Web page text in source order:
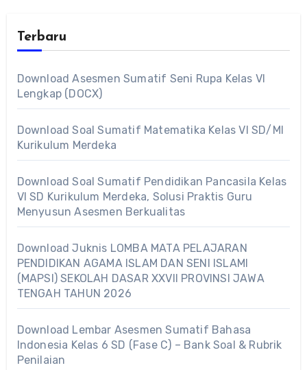
Terbaru
Download Asesmen Sumatif Seni Rupa Kelas VI
Lengkap (DOCX)
Download Soal Sumatif Matematika Kelas VI SD/MI
Kurikulum Merdeka
Download Soal Sumatif Pendidikan Pancasila Kelas
VI SD Kurikulum Merdeka, Solusi Praktis Guru
Menyusun Asesmen Berkualitas
Download Juknis LOMBA MATA PELAJARAN
PENDIDIKAN AGAMA ISLAM DAN SENI ISLAMI
(MAPSI) SEKOLAH DASAR XXVII PROVINSI JAWA
TENGAH TAHUN 2026
Download Lembar Asesmen Sumatif Bahasa
Indonesia Kelas 6 SD (Fase C) – Bank Soal & Rubrik
Penilaian